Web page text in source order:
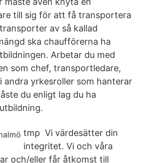
till sig för att få transportera
av så kallad
ska chaufförerna ha
Arbetar du med
som chef, transportledare,
andra yrkesroller som hanterar
du enligt lag du ha
tmp Vi värdesätter din
integritet. Vi och våra
och/eller får åtkomst till